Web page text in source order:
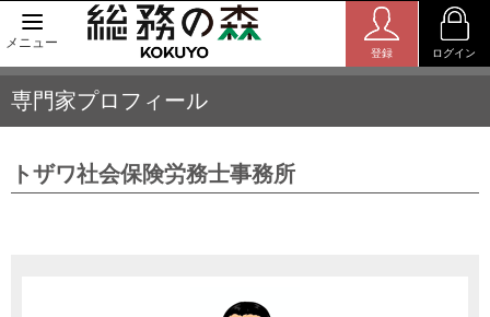
メニュー
登録 ログイン
専門家プロフィール
トザワ社会保険労務士事務所